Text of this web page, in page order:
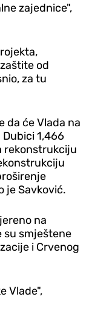
zajednice",
od
za tu
da će Vlada na
1,466
rekonstrukciju
je Savković.
na
su smještene
i Crvenog
Vlade",